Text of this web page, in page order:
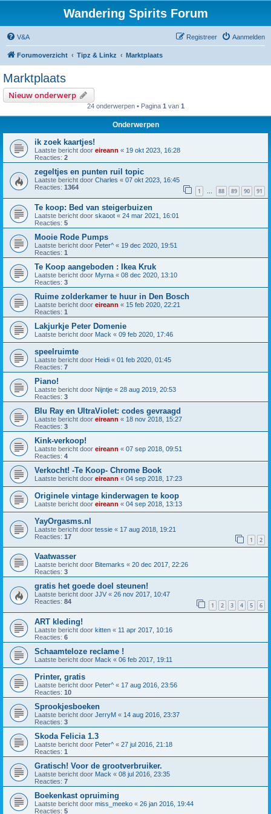
Wandering Spirits Forum
V&A Aanmelden
Registreer
Forumoverzicht Tipz & Linkz Marktplaats
Marktplaats
Nieuw onderwerp
24 onderwerpen • Pagina 1 van 1
Onderwerpen
ik zoek kaartjes!
Laatste bericht door eireann « 19 okt 2023, 16:28
Reacties: 2
zegeltjes en punten ruil topic
Laatste bericht door Charles « 07 okt 2023, 16:45
Reacties: 1364 1 … 88 89 90 91
Te koop: Bed van steigerbuizen
Laatste bericht door skaoot « 24 mar 2021, 16:01
Reacties: 5
Mooie Rode Pumps
Laatste bericht door Peter^ « 19 dec 2020, 19:51
Reacties: 1
Te Koop aangeboden : Ikea Kruk
Laatste bericht door Myrna « 08 dec 2020, 13:10
Reacties: 3
Ruime zolderkamer te huur in Den Bosch
Laatste bericht door eireann « 15 feb 2020, 22:21
Reacties: 1
Lakjurkje Peter Domenie
Laatste bericht door Mack « 09 feb 2020, 17:46
speelruimte
Laatste bericht door Heidi « 01 feb 2020, 01:45
Reacties: 7
Piano!
Laatste bericht door Nijntje « 28 aug 2019, 20:53
Reacties: 3
Blu Ray en UltraViolet: codes gevraagd
Laatste bericht door eireann « 18 nov 2018, 15:27
Reacties: 3
Kink-verkoop!
Laatste bericht door eireann « 07 sep 2018, 09:51
Reacties: 4
Verkocht! -Te Koop- Chrome Book
Laatste bericht door eireann « 04 sep 2018, 17:23
Originele vintage kinderwagen te koop
Laatste bericht door eireann « 04 sep 2018, 13:13
YayOrgasms.nl
Laatste bericht door tessie « 17 aug 2018, 19:21
Reacties: 17 1 2
Vaatwasser
Laatste bericht door Bitemarks « 20 dec 2017, 22:26
Reacties: 3
gratis het goede doel steunen!
Laatste bericht door JJV « 26 nov 2017, 10:47
Reacties: 84 1 2 3 4 5 6
ART kleding!
Laatste bericht door kitten « 11 apr 2017, 10:16
Reacties: 6
Schaamteloze reclame !
Laatste bericht door Mack « 06 feb 2017, 19:11
Printer, gratis
Laatste bericht door Peter^ « 17 aug 2016, 23:56
Reacties: 10
Sprookjesboeken
Laatste bericht door JerryM « 14 aug 2016, 23:37
Reacties: 3
Skoda Felicia 1.3
Laatste bericht door Peter^ « 27 jul 2016, 21:18
Reacties: 1
Gratisch! Voor de grootverbruiker.
Laatste bericht door Mack « 08 jul 2016, 23:35
Reacties: 7
Boekenkast opruiming
Laatste bericht door miss_meeko « 26 jan 2016, 19:44
Reacties: 5